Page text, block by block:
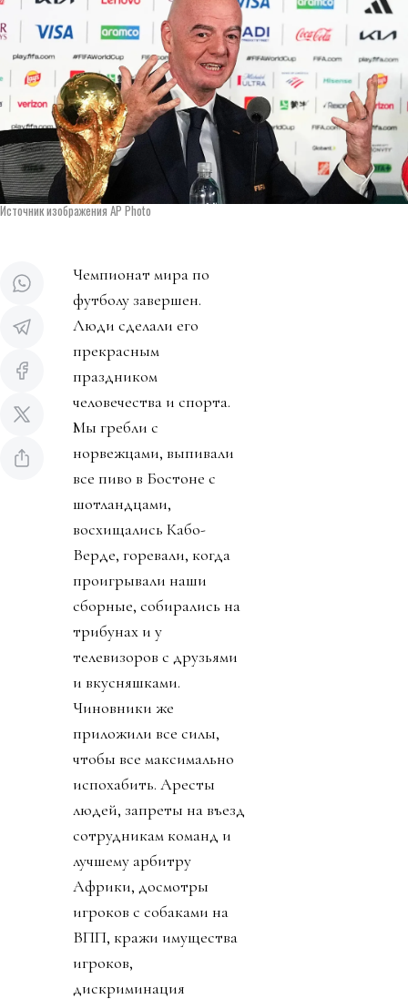
Источник изображения AP Photo
Чемпионат мира по
футболу завершен.
Люди сделали его
прекрасным
праздником
человечества и спорта.
Мы гребли с
норвежцами, выпивали
все пиво в Бостоне с
шотландцами,
восхищались Кабо-
Верде, горевали, когда
проигрывали наши
сборные, собирались на
трибунах и у
телевизоров с друзьями
и вкусняшками.
Чиновники же
приложили все силы,
чтобы все максимально
испохабить. Аресты
людей, запреты на въезд
сотрудникам команд и
лучшему арбитру
Африки, досмотры
игроков с собаками на
ВПП, кражи имущества
игроков,
дискриминация